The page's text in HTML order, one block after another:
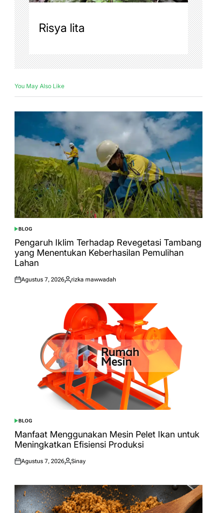
Risya lita
You May Also Like
POSTED
IN
BLOG
Pengaruh Iklim Terhadap Revegetasi Tambang
yang Menentukan Keberhasilan Pemulihan
Lahan
Posted
Agustus 7, 2026
Posted
rizka mawwadah
POSTED
IN
BLOG
Manfaat Menggunakan Mesin Pelet Ikan untuk
Meningkatkan Efisiensi Produksi
Posted
Agustus 7, 2026
Posted
Sinay